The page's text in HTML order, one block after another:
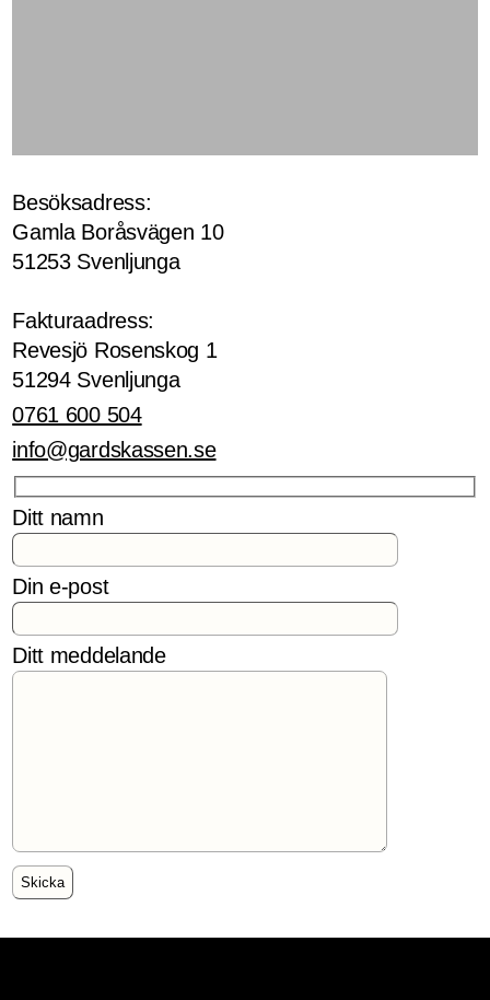
Besöksadress:
Gamla Boråsvägen 10
51253 Svenljunga
Fakturaadress:
Revesjö Rosenskog 1
51294 Svenljunga
0761 600 504
info@gardskassen.se
Ditt namn
Din e-post
Ditt meddelande